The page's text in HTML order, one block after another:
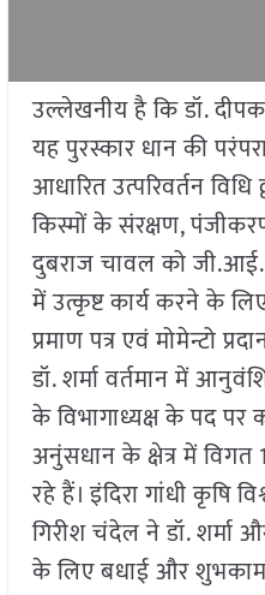
उल्लेखनीय है कि डॉ.
यह पुरस्कार धान की
आधारित उत्परिवर्तन विधि
किस्मों के संरक्षण,
दुबराज चावल को जी.आई.
में उत्कृष्ट कार्य करने के
प्रमाण पत्र एवं मोमेन्टो
डॉ. शर्मा वर्तमान में
के विभागाध्यक्ष के पद पर
अनुंसधान के क्षेत्र में विगत
रहे हैं। इंदिरा गांधी कृषि
गिरीश चंदेल ने डॉ. शर्मा
के लिए बधाई और